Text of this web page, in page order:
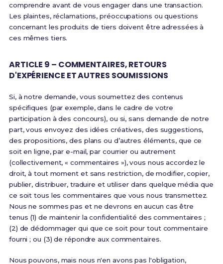
comprendre avant de vous engager dans une transaction.
Les plaintes, réclamations, préoccupations ou questions
concernant les produits de tiers doivent être adressées à
ces mêmes tiers.
ARTICLE 9 – COMMENTAIRES, RETOURS
D'EXPÉRIENCE ET AUTRES SOUMISSIONS
Si, à notre demande, vous soumettez des contenus
spécifiques (par exemple, dans le cadre de votre
participation à des concours), ou si, sans demande de notre
part, vous envoyez des idées créatives, des suggestions,
des propositions, des plans ou d’autres éléments, que ce
soit en ligne, par e-mail, par courrier ou autrement
(collectivement, « commentaires »), vous nous accordez le
droit, à tout moment et sans restriction, de modifier, copier,
publier, distribuer, traduire et utiliser dans quelque média que
ce soit tous les commentaires que vous nous transmettez.
Nous ne sommes pas et ne devrons en aucun cas être
tenus (1) de maintenir la confidentialité des commentaires ;
(2) de dédommager qui que ce soit pour tout commentaire
fourni ; ou (3) de répondre aux commentaires.
Nous pouvons, mais nous n'en avons pas l'obligation,